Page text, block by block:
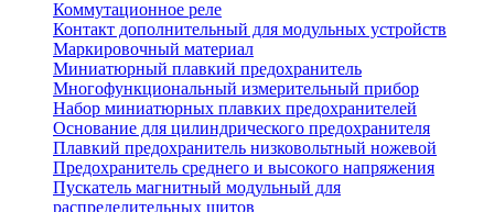
Коммутационное реле
Контакт дополнительный для модульных устройств
Маркировочный материал
Миниатюрный плавкий предохранитель
Многофункциональный измерительный прибор
Набор миниатюрных плавких предохранителей
Основание для цилиндрического предохранителя
Плавкий предохранитель низковольтный ножевой
Предохранитель среднего и высокого напряжения
Пускатель магнитный модульный для
распределительных щитов